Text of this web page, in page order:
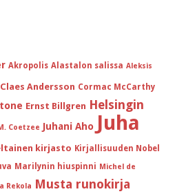
Akropolis Alastalon salissa Aleksis
Claes Andersson Cormac McCarthy
Ernst Billgren Helsingin
Coetzee Juhani Aho Juha
kirjasto Kirjallisuuden Nobel
Marilynin hiuspinni Michel de
Rekola Musta runokirja